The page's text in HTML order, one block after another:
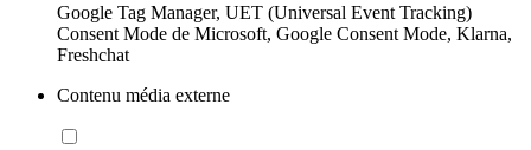
Google Tag Manager, UET (Universal Event Tracking)
Consent Mode de Microsoft, Google Consent Mode, Klarna,
Freshchat
Contenu média externe